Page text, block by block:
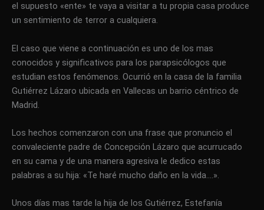
el supuesto «ente» te vaya a visitar a tu propia casa produce
un sentimiento de terror a cualquiera.
El caso que viene a continuación es uno de los mas
conocidos y significativos para los parapsicólogos que
estudian estos fenómenos. Ocurrió en la casa de la familia
Gutiérrez Lázaro ubicada en Vallecas un barrio céntrico de
Madrid.
Los hechos comenzaron con una frase que pronuncio el
convaleciente padre de Concepción Lázaro que acurrucado
en su cama y de una manera agresiva le dedico estas
palabras a su hija: «Te haré mucho daño en la vida….».
Unos días mas tarde la hija de los Gutiérrez, Estefanía